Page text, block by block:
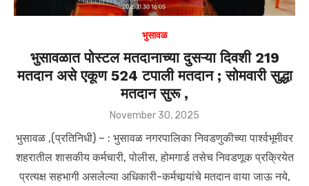
भुसावळ
भुसावळात पोस्टल मतदानाच्या दुसऱ्या दिवशी 219
मतदान असे एकूण 524 टपाली मतदान ; सोमवारी सुद्धा
मतदान सुरू ,
Posted
November 30, 2025
भुसावळ ,(प्रतिनिधी) – : भुसावळ नगरपालिका निवडणुकीच्या पार्श्वभूमीवर
शहरातील शासकीय कर्मचारी, पोलीस, होमगार्ड तसेच निवडणूक प्रक्रियेत
प्रत्यक्ष सहभागी असलेल्या अधिकारी-कर्मचार्‍यांचे मतदान वाया जाऊ नये,